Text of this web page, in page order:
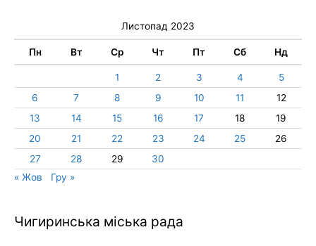
Листопад 2023
Пн Вт Ср Чт Пт Сб Нд
1 2 3 4
5
6
7 8 9 10 11
12
13
14 15 16 17 18
19
20
21 22 23 24 25
26
27
28 29
30
« Жов
Гру »
Чигиринська міська рада